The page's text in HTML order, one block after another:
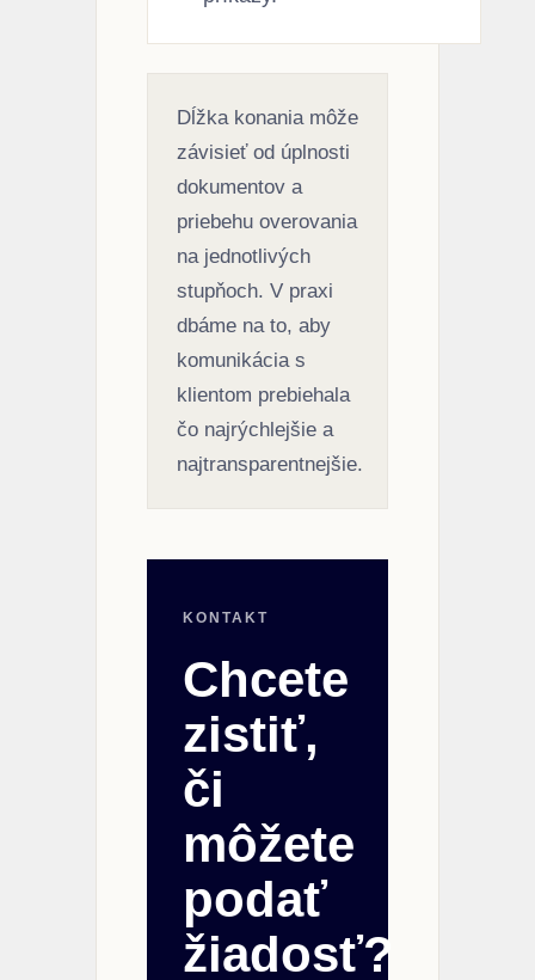
Dĺžka konania môže
závisieť od úplnosti
dokumentov a
priebehu overovania
na jednotlivých
stupňoch. V praxi
dbáme na to, aby
komunikácia s
klientom prebiehala
čo najrýchlejšie a
najtransparentnejšie.
KONTAKT
Chcete
zistiť,
či
môžete
podať
žiadosť?